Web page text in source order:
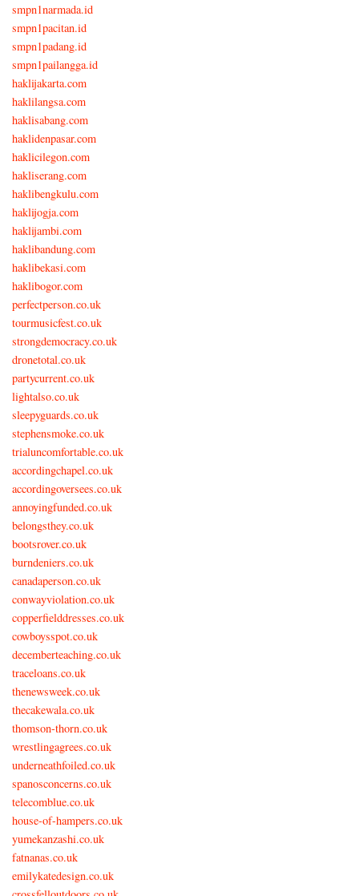
smpn1narmada.id
smpn1pacitan.id
smpn1padang.id
smpn1pailangga.id
haklijakarta.com
haklilangsa.com
haklisabang.com
haklidenpasar.com
haklicilegon.com
hakliserang.com
haklibengkulu.com
haklijogja.com
haklijambi.com
haklibandung.com
haklibekasi.com
haklibogor.com
perfectperson.co.uk
tourmusicfest.co.uk
strongdemocracy.co.uk
dronetotal.co.uk
partycurrent.co.uk
lightalso.co.uk
sleepyguards.co.uk
stephensmoke.co.uk
trialuncomfortable.co.uk
accordingchapel.co.uk
accordingoversees.co.uk
annoyingfunded.co.uk
belongsthey.co.uk
bootsrover.co.uk
burndeniers.co.uk
canadaperson.co.uk
conwayviolation.co.uk
copperfielddresses.co.uk
cowboysspot.co.uk
decemberteaching.co.uk
traceloans.co.uk
thenewsweek.co.uk
thecakewala.co.uk
thomson-thorn.co.uk
wrestlingagrees.co.uk
underneathfoiled.co.uk
spanosconcerns.co.uk
telecomblue.co.uk
house-of-hampers.co.uk
yumekanzashi.co.uk
fatnanas.co.uk
emilykatedesign.co.uk